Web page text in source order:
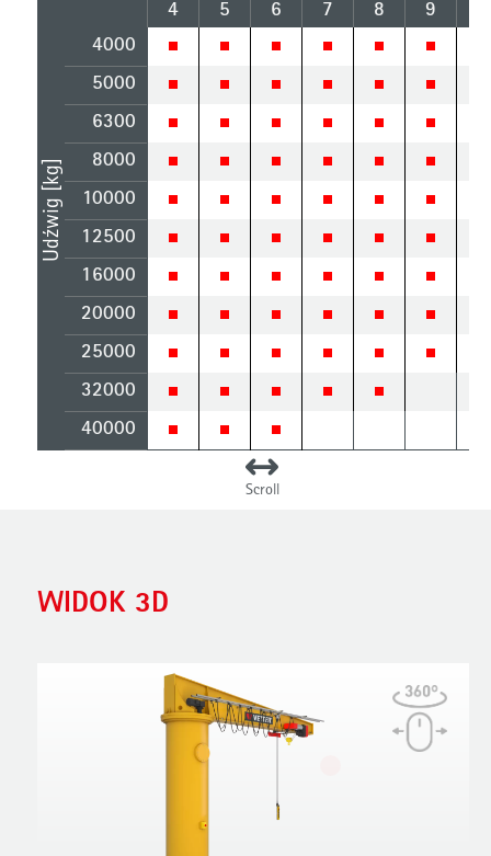
Udźwig [kg]
4 5 6 7 8 9
4000
5000
6300
8000
10000
12500
16000
20000
25000
32000
40000
WIDOK 3D